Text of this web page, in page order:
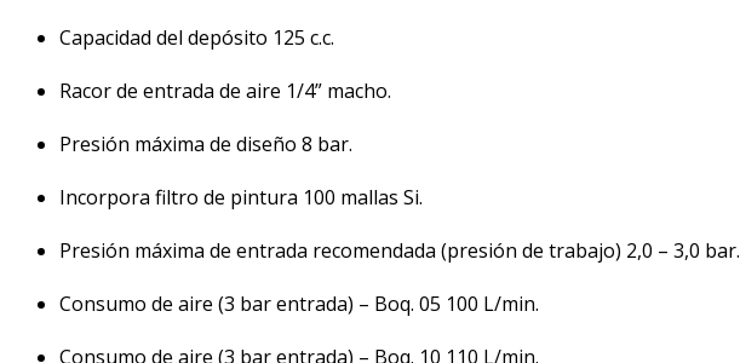
Capacidad del depósito 125 c.c.
Racor de entrada de aire 1/4” macho.
Presión máxima de diseño 8 bar.
Incorpora filtro de pintura 100 mallas Si.
Presión máxima de entrada recomendada (presión de trabajo) 2,0 – 3,0 bar.
Consumo de aire (3 bar entrada) – Boq. 05 100 L/min.
Consumo de aire (3 bar entrada) – Boq. 10 110 L/min.